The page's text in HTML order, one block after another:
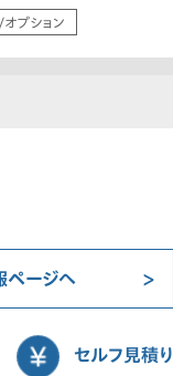
プション
ページへ
セルフ見積り